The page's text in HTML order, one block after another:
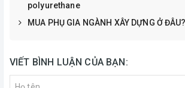
polyurethane
MUA PHỤ GIA NGÀNH XÂY DỰNG Ở ĐÂU?
VIẾT BÌNH LUẬN CỦA BẠN: